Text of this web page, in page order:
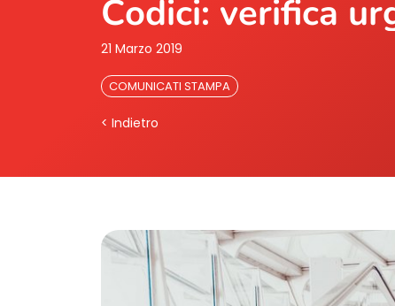
Codici: verifica
21 Marzo 2019
COMUNICATI STAMPA
< Indietro